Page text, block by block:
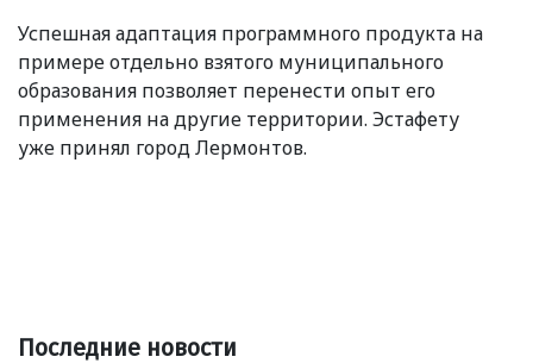
Успешная адаптация программного продукта на
примере отдельно взятого муниципального
образования позволяет перенести опыт его
применения на другие территории. Эстафету
уже принял город Лермонтов.
Последние новости